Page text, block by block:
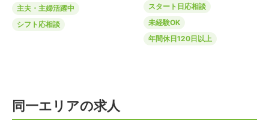
主夫・主婦活躍中
シフト応相談
スタート日応相談
未経験OK
年間休日120日以上
同一エリアの求人